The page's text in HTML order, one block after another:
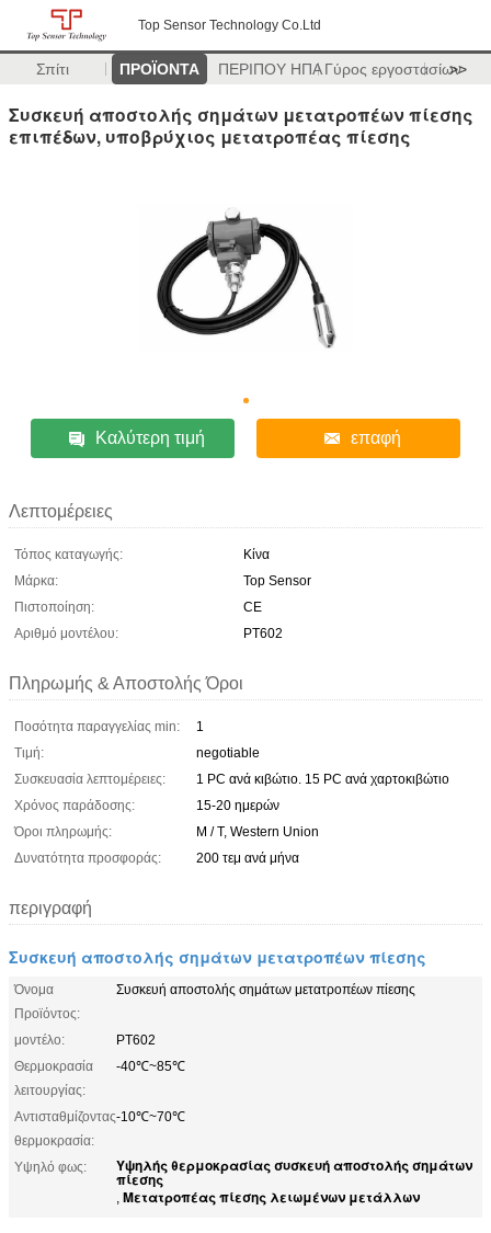
Top Sensor Technology Co.Ltd
Σπίτι ΠΡΟΪΟΝΤΑ ΠΕΡΙΠΟΥ ΗΠΑΓύρος εργοστασίων
>>
Συσκευή αποστολής σημάτων μετατροπέων πίεσης
επιπέδων, υποβρύχιος μετατροπέας πίεσης
Καλύτερη τιμή επαφή
Λεπτομέρειες
Τόπος καταγωγής:
Κίνα
Μάρκα:
Top Sensor
Πιστοποίηση:
CE
Αριθμό μοντέλου:
PT602
Πληρωμής & Αποστολής Όροι
Ποσότητα παραγγελίας min:
1
Τιμή:
negotiable
Συσκευασία λεπτομέρειες:
1 PC ανά κιβώτιο. 15 PC ανά χαρτοκιβώτιο
Χρόνος παράδοσης:
15-20 ημερών
Όροι πληρωμής:
Μ / Τ, Western Union
Δυνατότητα προσφοράς:
200 τεμ ανά μήνα
περιγραφή
Συσκευή αποστολής σημάτων μετατροπέων πίεσης
Όνομα
Προϊόντος:
Συσκευή αποστολής σημάτων μετατροπέων πίεσης
μοντέλο:
PT602
Θερμοκρασία
λειτουργίας:
-40℃~85℃
Αντισταθμίζοντας
θερμοκρασία:
-10℃~70℃
Υψηλό φως: Υψηλής θερμοκρασίας συσκευή αποστολής σημάτων
πίεσης
, Μετατροπέας πίεσης λειωμένων μετάλλων